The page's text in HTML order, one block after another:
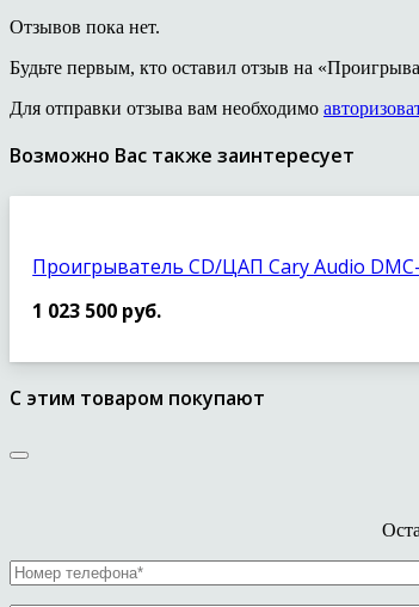
Отзывов пока нет.
Будьте первым, кто оставил отзыв на
Для отправки отзыва вам необходимо
Возможно Вас также заинтересует
Проигрыватель CD/ЦАП Cary Audio
1 023 500 руб.
С этим товаром покупают